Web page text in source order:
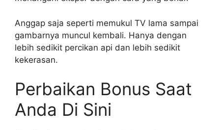
Anggap saja seperti memukul TV lama sampai
gambarnya muncul kembali. Hanya dengan
lebih sedikit percikan api dan lebih sedikit
kekerasan.
Perbaikan Bonus Saat
Anda Di Sini